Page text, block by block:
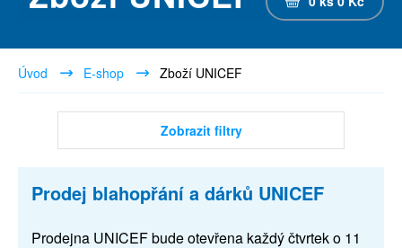
Úvod E-shop Zboží UNICEF
Zobrazit filtry
Prodej blahopřání a dárků UNICEF
Prodejna UNICEF bude otevřena každý čtvrtek o 11